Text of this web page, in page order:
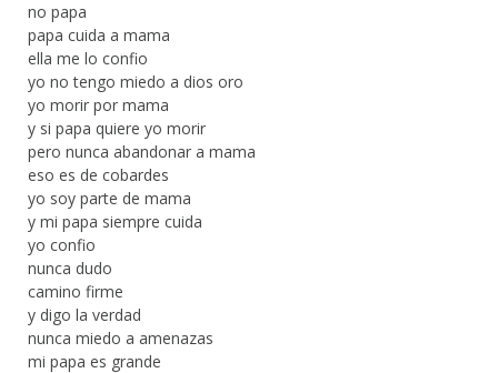
no papa
papa cuida a mama
ella me lo confio
yo no tengo miedo a dios oro
yo morir por mama
y si papa quiere yo morir
pero nunca abandonar a mama
eso es de cobardes
yo soy parte de mama
y mi papa siempre cuida
yo confio
nunca dudo
camino firme
y digo la verdad
nunca miedo a amenazas
mi papa es grande